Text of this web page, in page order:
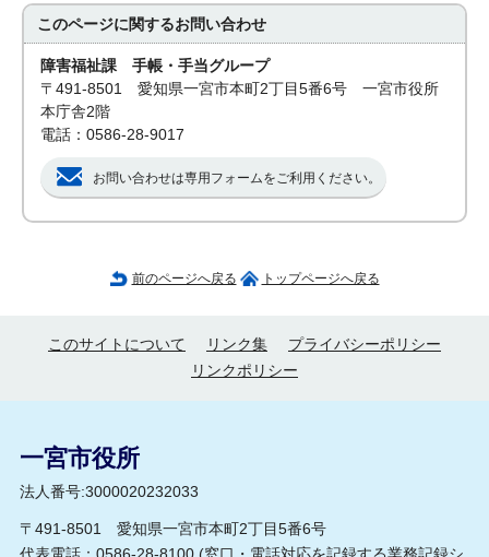
このページに関するお問い合わせ
障害福祉課 手帳・手当グループ
〒491-8501 愛知県一宮市本町2丁目5番6号 一宮市役所
本庁舎2階
電話：0586-28-9017
お問い合わせは専用フォームをご利用ください。
前のページへ戻る トップページへ戻る
このサイトについて リンク集
プライバシーポリシー
リンクポリシー
一宮市役所
法人番号:3000020232033
〒491-8501 愛知県一宮市本町2丁目5番6号